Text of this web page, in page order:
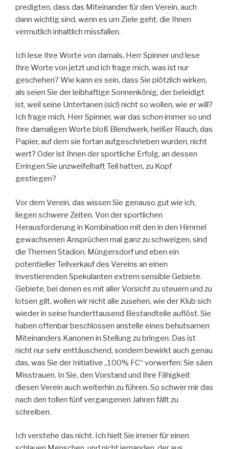
predigten, dass das Miteinander für den Verein, auch
dann wichtig sind, wenn es um Ziele geht, die Ihnen
vermutlich inhaltlich missfallen.
Ich lese Ihre Worte von damals, Herr Spinner und lese
Ihre Worte von jetzt und ich frage mich, was ist nur
geschehen? Wie kann es sein, dass Sie plötzlich wirken,
als seien Sie der leibhaftige Sonnenkönig, der beleidigt
ist, weil seine Untertanen (sic!) nicht so wollen, wie er will?
Ich frage mich, Herr Spinner, war das schon immer so und
Ihre damaligen Worte bloß Blendwerk, heißer Rauch, das
Papier, auf dem sie fortan aufgeschrieben wurden, nicht
wert? Oder ist Ihnen der sportliche Erfolg, an dessen
Erringen Sie unzweifelhaft Teil hatten, zu Kopf
gestiegen?
Vor dem Verein, das wissen Sie genauso gut wie ich,
liegen schwere Zeiten. Von der sportlichen
Herausforderung in Kombination mit den in den Himmel
gewachsenen Ansprüchen mal ganz zu schweigen, sind
die Themen Stadion, Müngersdorf und eben ein
potentieller Teilverkauf des Vereins an einen
investierenden Spekulanten extrem sensible Gebiete.
Gebiete, bei denen es mit aller Vorsicht zu steuern und zu
lotsen gilt, wollen wir nicht alle zusehen, wie der Klub sich
wieder in seine hunderttausend Bestandteile auflöst. Sie
haben offenbar beschlossen anstelle eines behutsamen
Miteinanders Kanonen in Stellung zu bringen. Das ist
nicht nur sehr enttäuschend, sondern bewirkt auch genau
das, was Sie der Initiative „100% FC“ vorwerfen: Sie säen
Misstrauen. In Sie, den Vorstand und Ihre Fähigkeit
diesen Verein auch weiterhin zu führen. So schwer mir das
nach den tollen fünf vergangenen Jahren fällt zu
schreiben.
Ich verstehe das nicht. Ich hielt Sie immer für einen